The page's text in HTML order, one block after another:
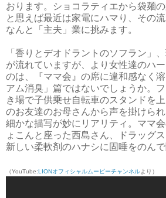
おります。ショコラティエから袋麺
と思えば最近は家電にハマり、その
なんと「主夫」業に挑みます。
「香りとデオドラントのソフラン」
が流れていますが、より女性達のハ
のは、『ママ会』の席に違和感なく
アム消臭」篇ではないでしょうか。
き場で子供乗せ自転車のスタンドを
のお友達のお母さんから声を掛けら
細かな描写が妙にリアリティ。ママ
ょこんと座った西島さん、ドラッグ
新しい柔軟剤のハナシに固唾をのんで
（YouTube:LIONオフィシャルムービーチャンネルより）